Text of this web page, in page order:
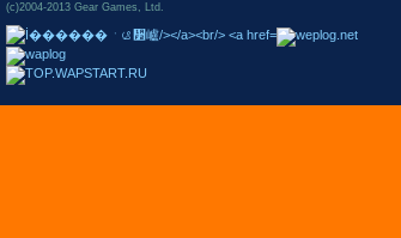
(c)2004-2013 Gear Games, Ltd.